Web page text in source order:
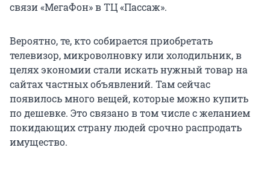
связи «МегаФон» в ТЦ «Пассаж».
Вероятно, те, кто собирается приобретать
телевизор, микроволновку или холодильник, в
целях экономии стали искать нужный товар на
сайтах частных объявлений. Там сейчас
появилось много вещей, которые можно купить
по дешевке. Это связано в том числе с желанием
покидающих страну людей срочно распродать
имущество.